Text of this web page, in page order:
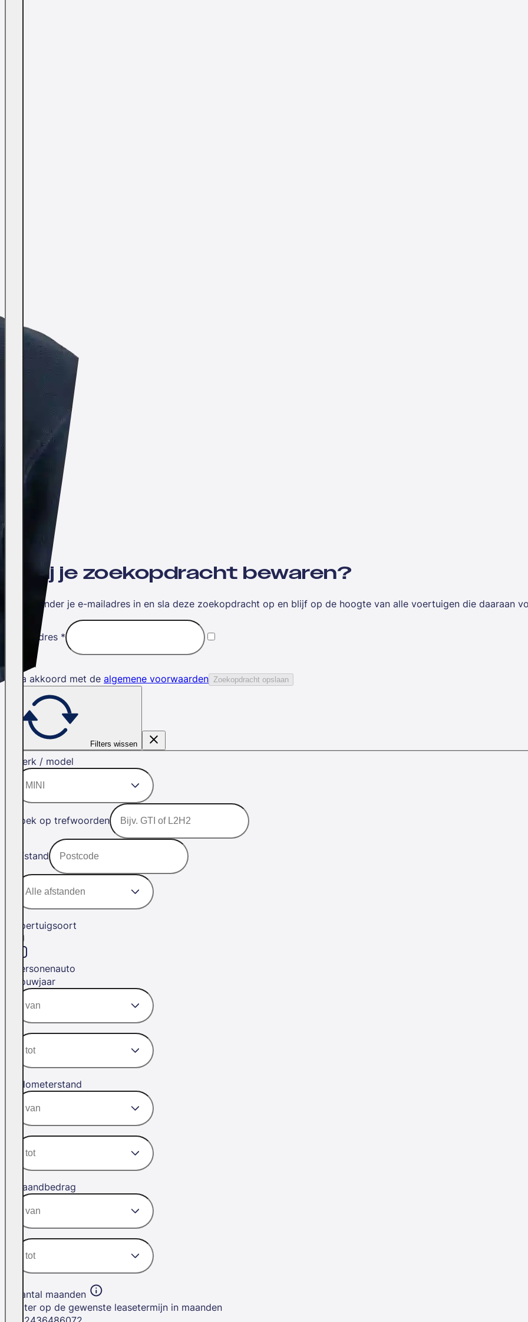
Wil jij je zoekopdracht bewaren?
Vul hieronder je e-mailadres in en sla deze zoekopdracht op en blijf op de hoogte van alle voertuigen die daaraan
E-mailadres *
Ik ga akkoord met de algemene voorwaarden Zoekopdracht opslaan
Filters wissen
Merk / model
Zoek op trefwoorden
Afstand
Voertuigsoort
Personenauto
Bouwjaar
Kilometerstand
Maandbedrag
Aantal maanden
Filter op de gewenste leasetermijn in maanden